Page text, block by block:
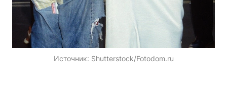
Источник: Shutterstock/Fotodom.ru